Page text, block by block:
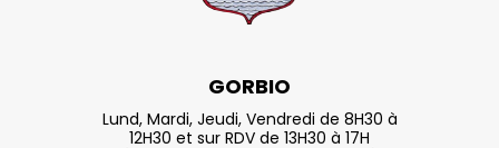
GORBIO
Lund, Mardi, Jeudi, Vendredi de 8H30 à
12H30 et sur RDV de 13H30 à 17H